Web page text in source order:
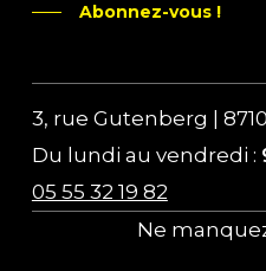
Abonnez-vous !
3, rue Gutenberg |
Du lundi au vendredi :
05 55 32 19 82
Ne